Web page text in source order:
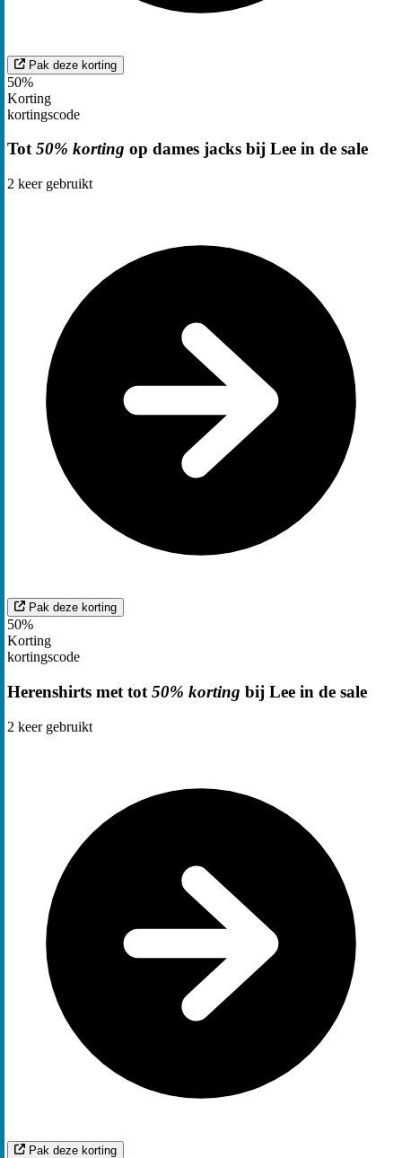
Pak deze korting
50%
Korting
kortingscode
Tot50% korting op dames jacks bij Lee in de sale
2 keer gebruikt
Pak deze korting
50%
Korting
kortingscode
Herenshirts met tot 50% korting bij Lee in de sale
2 keer gebruikt
Pak deze korting